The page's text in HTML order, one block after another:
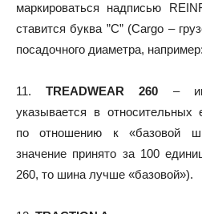
маркироваться надписью
ставится буква ”C” (Cargo –
посадочного диаметра,
11.TREADWEAR 260 –
указывается в относительных
по отношению к «базовой
значение принято за 100
260, то шина лучше «базовой»).